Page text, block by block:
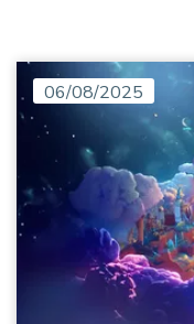
06/08/2025